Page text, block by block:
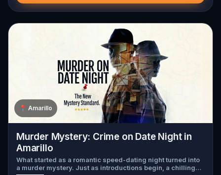
📍 Amarillo
Murder Mystery: Crime on Date Night in
Amarillo
What started as a romantic speed-dating night turned into
a murder mystery. Just as introductions begin, a chilling